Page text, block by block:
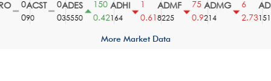
ACST
90
ADES
35550
150
0.42
ADHI
164
0.61
ADMF
8225
75
0.9
ADMG
214
2.731510
More Market Data